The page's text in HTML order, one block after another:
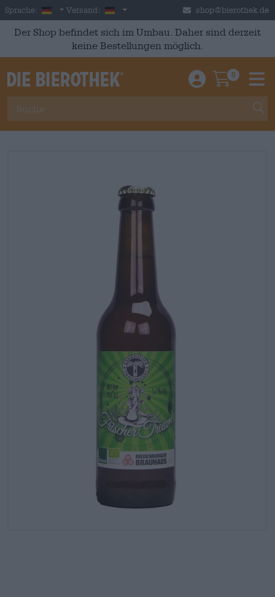
Skip to main content
Sprache: German
Versand: Deutschland shop@bierothek.de
Der Shop befindet sich im Umbau. Daher sind derzeit
keine Bestellungen möglich.
Einloggen /
0